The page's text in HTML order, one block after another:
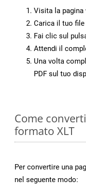
Visita la pagina
Carica il tuo file
Fai clic sul
Attendi il
Una volta
PDF sul tuo
Come
formato XLT
Per convertire una
nel seguente modo: